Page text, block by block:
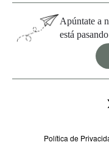
Apúntate a
está pasando
Política de